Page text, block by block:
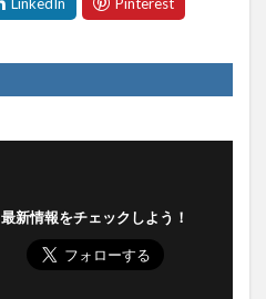
最新情報をチェックしよう！